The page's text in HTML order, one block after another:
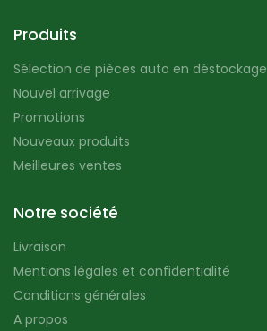
Produits
Sélection de pièces auto en déstockage
Nouvel arrivage
Promotions
Nouveaux produits
Meilleures ventes
Notre société
Livraison
Mentions légales et confidentialité
Conditions générales
A propos